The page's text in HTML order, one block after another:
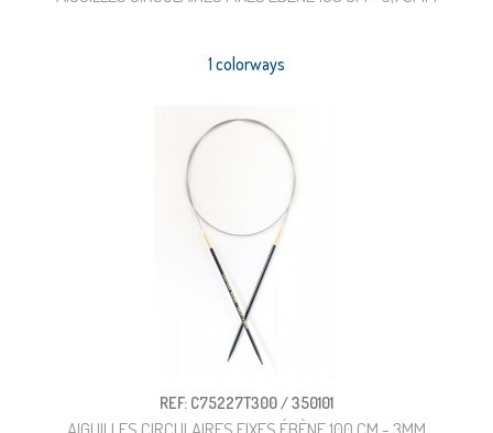
1 colorways
REF: C75227T300 / 350101